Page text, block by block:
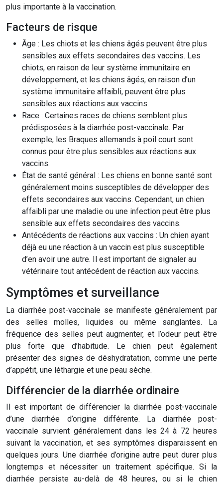
plus importante à la vaccination.
Facteurs de risque
Âge : Les chiots et les chiens âgés peuvent être plus
sensibles aux effets secondaires des vaccins. Les
chiots, en raison de leur système immunitaire en
développement, et les chiens âgés, en raison d’un
système immunitaire affaibli, peuvent être plus
sensibles aux réactions aux vaccins.
Race : Certaines races de chiens semblent plus
prédisposées à la diarrhée post-vaccinale. Par
exemple, les Braques allemands à poil court sont
connus pour être plus sensibles aux réactions aux
vaccins.
État de santé général : Les chiens en bonne santé sont
généralement moins susceptibles de développer des
effets secondaires aux vaccins. Cependant, un chien
affaibli par une maladie ou une infection peut être plus
sensible aux effets secondaires des vaccins.
Antécédents de réactions aux vaccins : Un chien ayant
déjà eu une réaction à un vaccin est plus susceptible
d’en avoir une autre. Il est important de signaler au
vétérinaire tout antécédent de réaction aux vaccins.
Symptômes et surveillance
La diarrhée post-vaccinale se manifeste généralement par
des selles molles, liquides ou même sanglantes. La
fréquence des selles peut augmenter, et l’odeur peut être
plus forte que d’habitude. Le chien peut également
présenter des signes de déshydratation, comme une perte
d’appétit, une léthargie et une peau sèche.
Différencier de la diarrhée ordinaire
Il est important de différencier la diarrhée post-vaccinale
d’une diarrhée d’origine différente. La diarrhée post-
vaccinale survient généralement dans les 24 à 72 heures
suivant la vaccination, et ses symptômes disparaissent en
quelques jours. Une diarrhée d’origine autre peut durer plus
longtemps et nécessiter un traitement spécifique. Si la
diarrhée persiste au-delà de 48 heures, ou si le chien